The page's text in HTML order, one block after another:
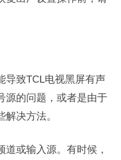
导致TCL电视黑屏有声
源的问题，或者是由于
决方法。
或输入源。有时候，